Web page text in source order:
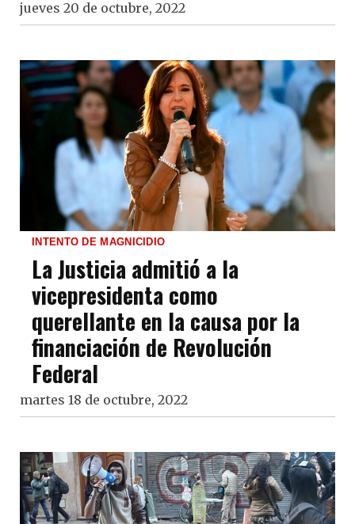
jueves 20 de octubre, 2022
INTENTO DE MAGNICIDIO
La Justicia admitió a la
vicepresidenta como
querellante en la causa por la
financiación de Revolución
Federal
martes 18 de octubre, 2022